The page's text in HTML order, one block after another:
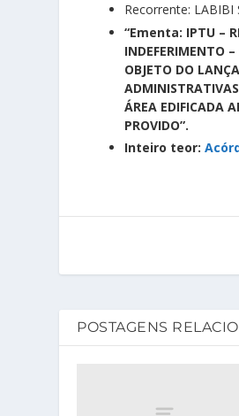
Recorrente: LABIBI
“Ementa: IPTU –
INDEFERIMENTO
OBJETO DO
ÁREA EDIFICADA
PROVIDO”.
Inteiro teor:
POSTAGENS